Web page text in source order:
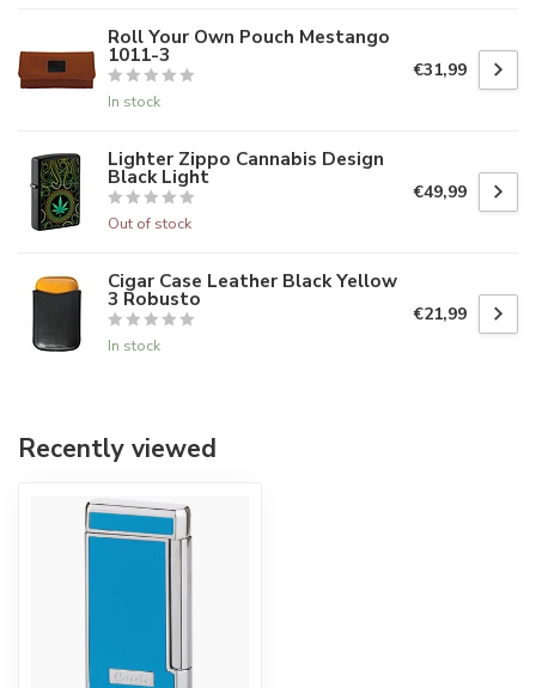
Roll Your Own Pouch Mestango
1011-3
In stock
€31,99
Lighter Zippo Cannabis Design
Black Light
Out of stock
€49,99
Cigar Case Leather Black Yellow
3 Robusto
In stock
€21,99
Recently viewed